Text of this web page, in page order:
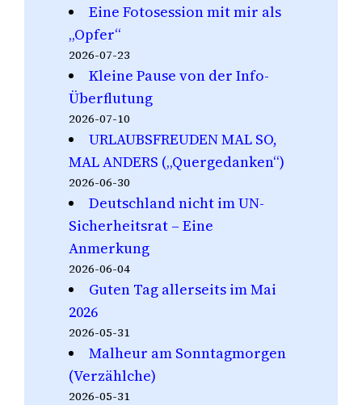
Eine Fotosession mit mir als
„Opfer“
2026-07-23
Kleine Pause von der Info-
Überflutung
2026-07-10
URLAUBSFREUDEN MAL SO,
MAL ANDERS („Quergedanken“)
2026-06-30
Deutschland nicht im UN-
Sicherheitsrat – Eine
Anmerkung
2026-06-04
Guten Tag allerseits im Mai
2026
2026-05-31
Malheur am Sonntagmorgen
(Verzählche)
2026-05-31